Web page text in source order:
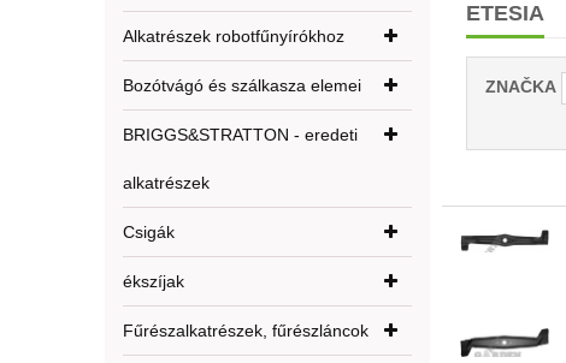
Alkatrészek robotfűnyírókhoz
Bozótvágó és szálkasza elemei
BRIGGS&STRATTON - eredeti
alkatrészek
Csigák
ékszíjak
Fűrészalkatrészek, fűrészláncok
ETESIA
ZNAČKA